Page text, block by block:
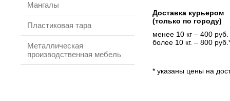
Мангалы
Пластиковая тара
Металлическая
производственная мебель
Доставка курьером
(только по городу)
менее 10 кг – 400 руб.
более 10 кг. – 800
* указаны цены на